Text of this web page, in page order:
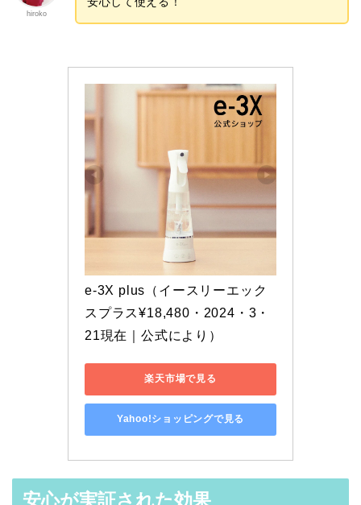
hiroko
e-3X plus（イースリーエック
スプラス¥18,480・2024・3・
21現在｜公式により）
楽天市場で見る
Yahoo!ショッピングで見る
安心が実証された効果